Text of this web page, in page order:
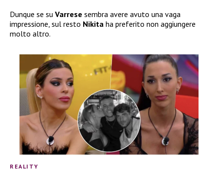
Dunque se su Varrese sembra avere avuto una vaga
impressione, sul resto Nikita ha preferito non aggiungere
molto altro.
REALITY